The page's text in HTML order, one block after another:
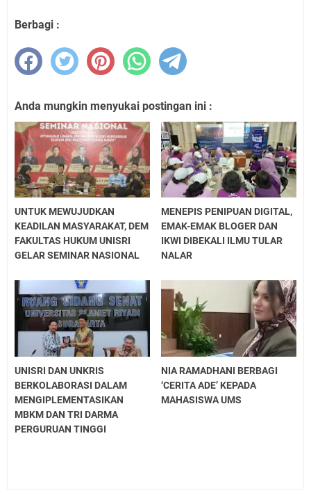
Berbagi :
Anda mungkin menyukai postingan ini :
UNTUK MEWUJUDKAN
KEADILAN MASYARAKAT, DEM
FAKULTAS HUKUM UNISRI
GELAR SEMINAR NASIONAL
MENEPIS PENIPUAN DIGITAL,
EMAK-EMAK BLOGER DAN
IKWI DIBEKALI ILMU TULAR
NALAR
UNISRI DAN UNKRIS
BERKOLABORASI DALAM
MENGIPLEMENTASIKAN
MBKM DAN TRI DARMA
PERGURUAN TINGGI
NIA RAMADHANI BERBAGI
‘CERITA ADE’ KEPADA
MAHASISWA UMS